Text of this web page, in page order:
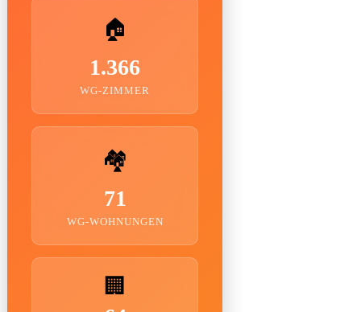
🏠
1.366
WG-ZIMMER
🏘️
71
WG-WOHNUNGEN
🏢